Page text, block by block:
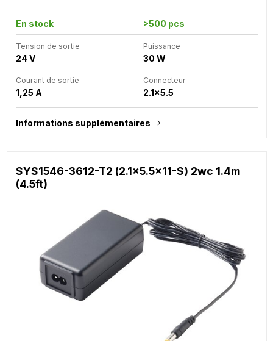
En stock >500 pcs
Tension de sortie
24 V
Puissance
30 W
Courant de sortie
1,25 A
Connecteur
2.1x5.5
Informations supplémentaires
SYS1546-3612-T2 (2.1x5.5x11-S) 2wc 1.4m
(4.5ft)